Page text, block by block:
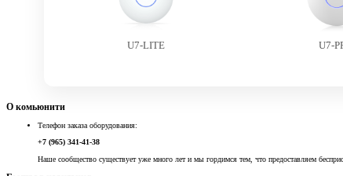
U7-LITE U7-
О комьюнити
Телефон заказа оборудования:
+7 (965) 341-41-38
Наше сообщество существует уже много лет и мы гордимся тем, что предоставляем